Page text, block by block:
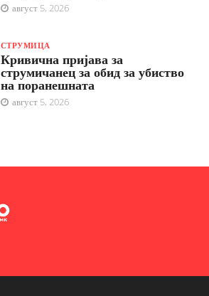
август 5, 2026
СТРУМИЦА
Кривична пријава за
струмичанец за обид за убиство
на поранешната
август 5, 2026